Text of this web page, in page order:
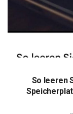
So leeren